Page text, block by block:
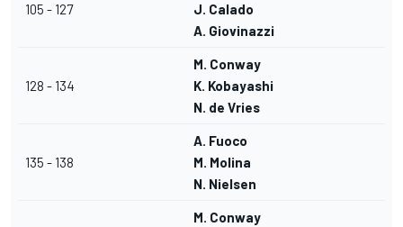
105 - 127
J. Calado
A. Giovinazzi
128 - 134
M. Conway
K. Kobayashi
N. de Vries
135 - 138
A. Fuoco
M. Molina
N. Nielsen
M. Conway